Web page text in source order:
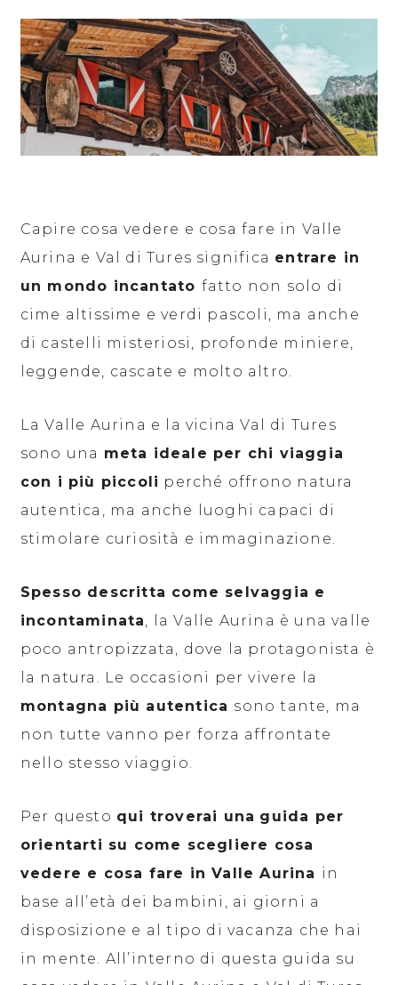
Capire cosa vedere e cosa fare in Valle
Aurina e Val di Tures significa entrare in
un mondo incantato fatto non solo di
cime altissime e verdi pascoli, ma anche
di castelli misteriosi, profonde miniere,
leggende, cascate e molto altro.
La Valle Aurina e la vicina Val di Tures
sono una meta ideale per chi viaggia
con i più piccoli perché offrono natura
autentica, ma anche luoghi capaci di
stimolare curiosità e immaginazione.
Spesso descritta come selvaggia e
incontaminata, la Valle Aurina è una valle
poco antropizzata, dove la protagonista è
la natura. Le occasioni per vivere la
montagna più autentica sono tante, ma
non tutte vanno per forza affrontate
nello stesso viaggio.
Per questo qui troverai una guida per
orientarti su come scegliere cosa
vedere e cosa fare in Valle Aurina in
base all’età dei bambini, ai giorni a
disposizione e al tipo di vacanza che hai
in mente. All’interno di questa guida su